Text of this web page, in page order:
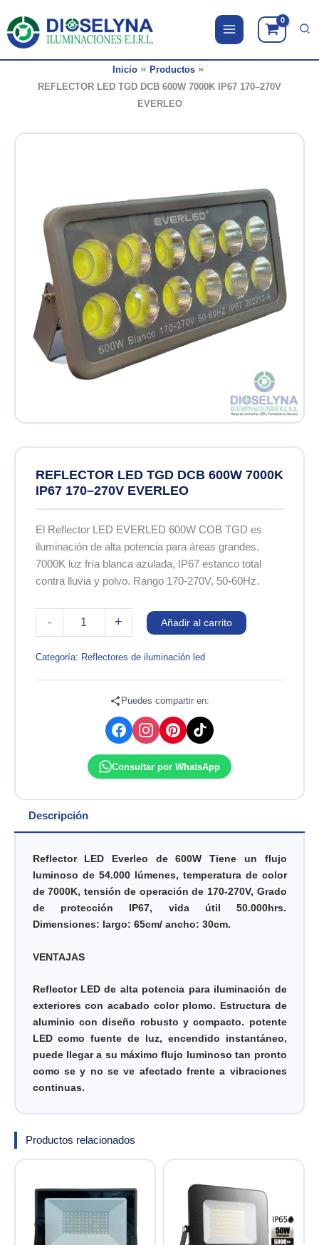
contenido
Inicio
Productos
REFLECTOR LED TGD DCB 600W 7000K IP67 170–270V
EVERLEO
REFLECTOR LED TGD DCB 600W 7000K
IP67 170–270V EVERLEO
El Reflector LED EVERLED 600W COB TGD es
iluminación de alta potencia para áreas grandes.
7000K luz fría blanca azulada, IP67 estanco total
contra lluvia y polvo. Rango 170-270V, 50-60Hz.
-
DCB
+ Añadir al carrito
Categoría: Reflectores de iluminación led
Puedes compartir en:
Consultar por WhatsApp
Descripción
Reflector LED Everleo de 600W Tiene un flujo
luminoso de 54.000 lúmenes, temperatura de color
de 7000K, tensión de operación de 170-270V, Grado
de protección IP67, vida útil 50.000hrs.
Dimensiones: largo: 65cm/ ancho: 30cm.
VENTAJAS
Reflector LED de alta potencia para iluminación de
exteriores con acabado color plomo. Estructura de
aluminio con diseño robusto y compacto. potente
LED como fuente de luz, encendido instantáneo,
puede llegar a su máximo flujo luminoso tan pronto
como se y no se ve afectado frente a vibraciones
continuas.
Productos relacionados